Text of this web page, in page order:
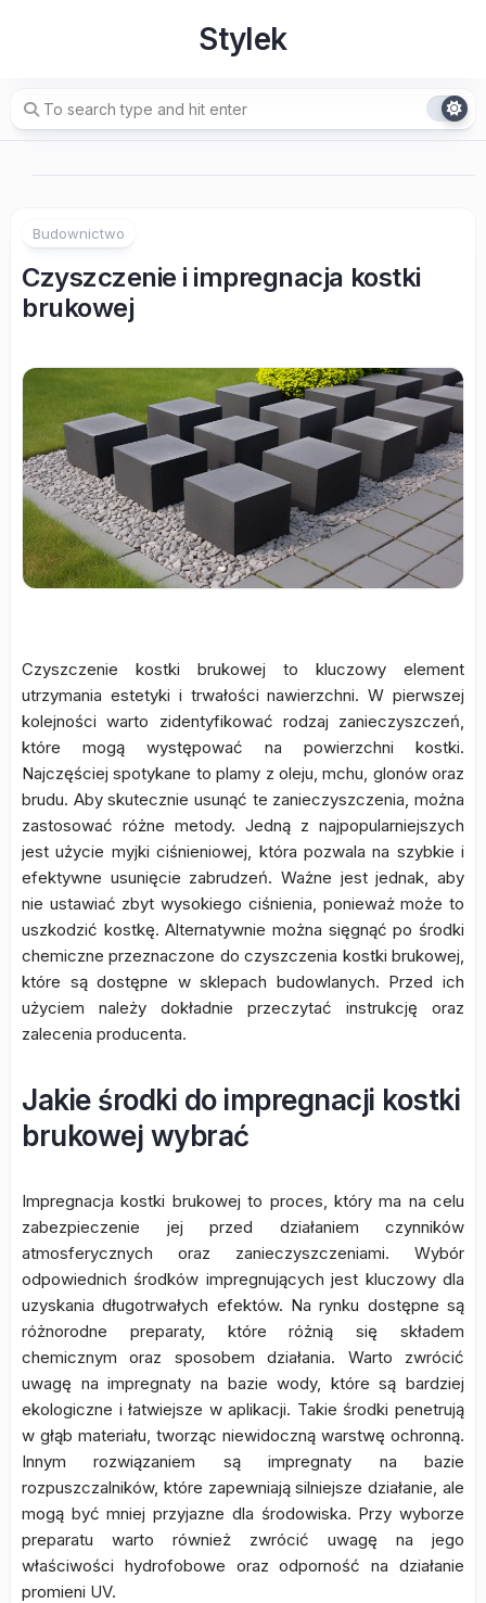
Stylek
Budownictwo
Czyszczenie i impregnacja kostki
brukowej
Czyszczenie kostki brukowej to kluczowy element
utrzymania estetyki i trwałości nawierzchni. W pierwszej
kolejności warto zidentyfikować rodzaj zanieczyszczeń,
które mogą występować na powierzchni kostki.
Najczęściej spotykane to plamy z oleju, mchu, glonów oraz
brudu. Aby skutecznie usunąć te zanieczyszczenia, można
zastosować różne metody. Jedną z najpopularniejszych
jest użycie myjki ciśnieniowej, która pozwala na szybkie i
efektywne usunięcie zabrudzeń. Ważne jest jednak, aby
nie ustawiać zbyt wysokiego ciśnienia, ponieważ może to
uszkodzić kostkę. Alternatywnie można sięgnąć po środki
chemiczne przeznaczone do czyszczenia kostki brukowej,
które są dostępne w sklepach budowlanych. Przed ich
użyciem należy dokładnie przeczytać instrukcję oraz
zalecenia producenta.
Jakie środki do impregnacji kostki
brukowej wybrać
Impregnacja kostki brukowej to proces, który ma na celu
zabezpieczenie jej przed działaniem czynników
atmosferycznych oraz zanieczyszczeniami. Wybór
odpowiednich środków impregnujących jest kluczowy dla
uzyskania długotrwałych efektów. Na rynku dostępne są
różnorodne preparaty, które różnią się składem
chemicznym oraz sposobem działania. Warto zwrócić
uwagę na impregnaty na bazie wody, które są bardziej
ekologiczne i łatwiejsze w aplikacji. Takie środki penetrują
w głąb materiału, tworząc niewidoczną warstwę ochronną.
Innym rozwiązaniem są impregnaty na bazie
rozpuszczalników, które zapewniają silniejsze działanie, ale
mogą być mniej przyjazne dla środowiska. Przy wyborze
preparatu warto również zwrócić uwagę na jego
właściwości hydrofobowe oraz odporność na działanie
promieni UV.